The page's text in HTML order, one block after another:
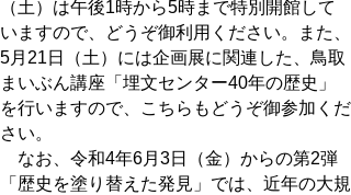
（土）は午後1時から5時まで特別開館して
いますので、どうぞ御利用ください。また、
5月21日（土）には企画展に関連した、鳥取
まいぶん講座「埋文センター40年の歴史」
を行いますので、こちらもどうぞ御参加くだ
さい。
なお、令和4年6月3日（金）からの第2弾
「歴史を塗り替えた発見」では、近年の大規